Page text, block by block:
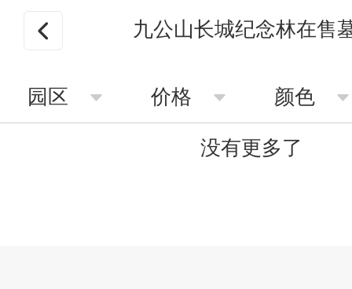
九公山长城纪念林在售
园区 价格 颜色
没有更多了